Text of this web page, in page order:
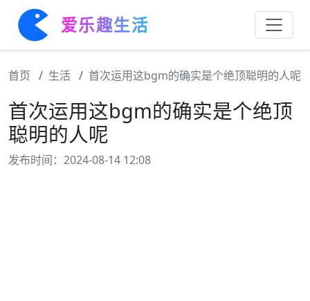
爱乐趣生活
首页 生活 首次运用这bgm的确实是个绝顶聪明的人呢
首次运用这bgm的确实是个绝顶
聪明的人呢
发布时间：2024-08-14 12:08